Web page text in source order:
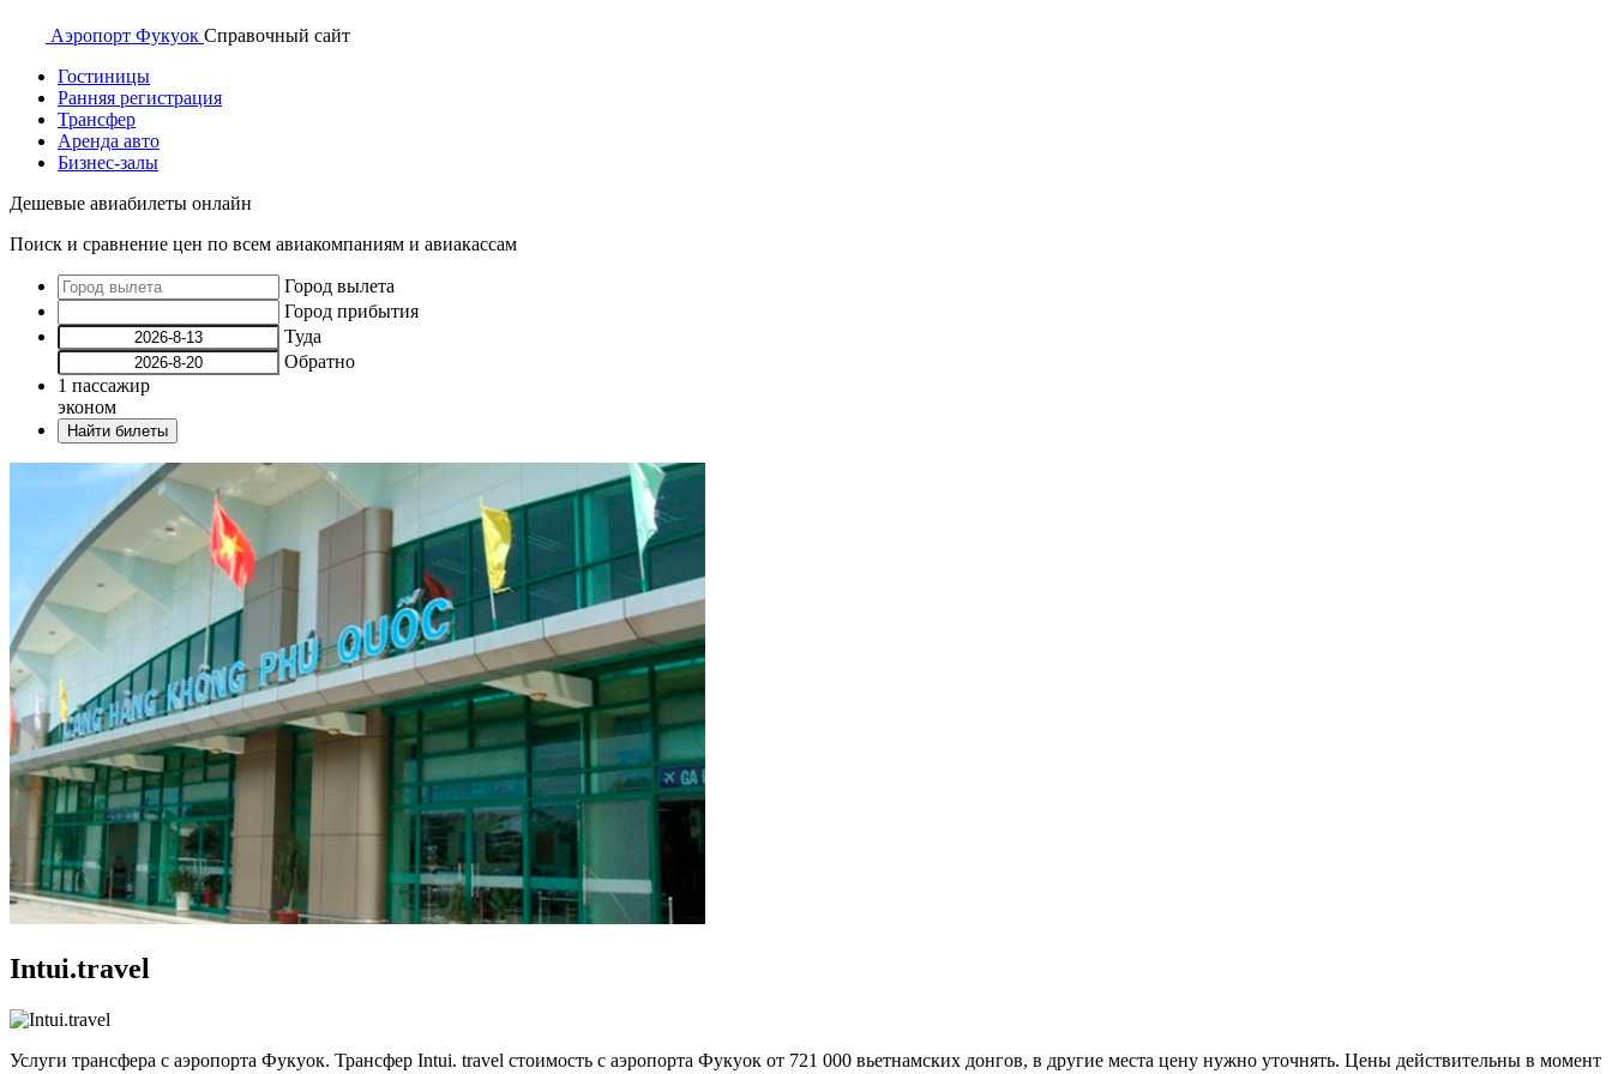
Аэропорт Фукуок Справочный сайт
Гостиницы
Ранняя регистрация
Трансфер
Аренда авто
Бизнес-залы
Дешевые авиабилеты онлайн
Поиск и сравнение цен по всем авиакомпаниям и авиакассам
Город вылета
Город прибытия
Туда
Обратно
1 пассажир
эконом
Найти билеты
Intui.travel
Услуги трансфера с аэропорта Фукуок. Трансфер Intui. travel стоимость с аэропорта Фукуок от 721 000 вьетнамских донгов, в другие места цену нужно уточнять. Цены действительны в момент